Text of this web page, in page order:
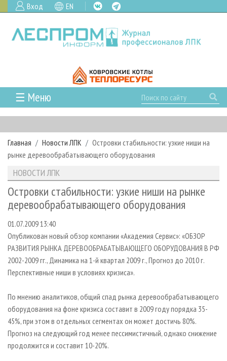
Вход EN
☰ Меню
ГЛАВНАЯ
РУБРИКИ И ТЕМЫ
РУБРИКИ ЖУРНАЛА
ЛЕСОЗАГОТОВКА
ЛЕСОПИЛЕНИЕ
СУШКА ДРЕВЕСИНЫ
ПРОИЗВОДСТВО ДРЕВЕСНЫХ ПЛИТ
ДЕРЕВЯННОЕ ДОМОСТРОЕНИЕ
БИОЭНЕРГЕТИКА
ЦБП
ИНСТРУМЕНТ И МАТЕРИАЛЫ
НОВОСТИ
НОВОСТИ ЛПК
НОВОСТИ ЖУРНАЛА
ПРОЕКТЫ ЛПИ
АНАЛИТИКА
ПРЕДПРИЯТИЯ ЛПК
ПЕРСОНЫ
МОБИЛЬНЫЕ ВЫСТАВКИ
ОФИЦИАЛЬНЫЕ ДЕЛЕГАЦИИ
RUSSIAN FORESTRY REVIEW
ГАЗЕТА ЛЕСПРОМФОРУМ
БИБЛИОТЕКА СПЕЦИАЛИСТА
АРХИВ ЖУРНАЛОВ
О ЖУРНАЛЕ
ПОДПИСКА
КОНТАКТЫ
РЕКЛАМОДАТЕЛЯМ
РЕКЛАМА
РЕКЛАМА НА САЙТЕ
Главная Новости ЛПК
Островки стабильности: узкие ниши на
рынке деревообрабатывающего оборудования
НОВОСТИ ЛПК
Островки стабильности: узкие ниши на рынке
деревообрабатывающего оборудования
01.07.2009 13:40
Опубликован новый обзор компании «Академия Сервис»: «ОБЗОР
РАЗВИТИЯ РЫНКА ДЕРЕВООБРАБАТЫВАЮЩЕГО ОБОРУДОВАНИЯ В РФ
2002-2009 гг., Динамика на 1-й квартал 2009 г., Прогноз до 2010 г.
Перспективные ниши в условиях кризиса».
По мнению аналитиков, общий спад рынка деревообрабатывающего
оборудования на фоне кризиса составит в 2009 году порядка 35-
45%, при этом в отдельных сегментах он может достичь 80%.
Прогноз на следующий год менее пессимистичный, однако снижение
продолжится и составит 10-20%.